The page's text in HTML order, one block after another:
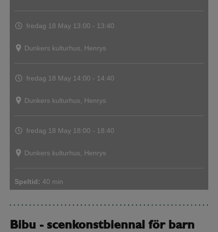
fredag 18 May 13:00 - 13:40
Dunkers kulturhus, Henrys
fredag 18 May 14:00 - 14:40
Dunkers kulturhus, Henrys
fredag 18 May 18:00 - 18:40
Dunkers kulturhus, Henrys
Speltid: 40 min
Bibu - scenkonstbiennal för barn